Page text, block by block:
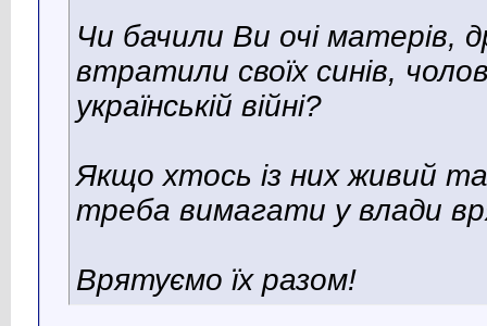
Чи бачили Ви очі матерів,
втратили своїх синів,
українській війні?
Якщо хтось із них живий
треба вимагати у влади
Врятуємо їх разом!